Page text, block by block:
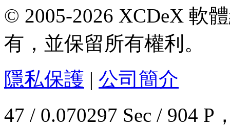
© 2005-2026 XCDeX 軟
有，並保留所有權利。
隱私保護 | 公司簡介
47 / 0.070297 Sec / 904